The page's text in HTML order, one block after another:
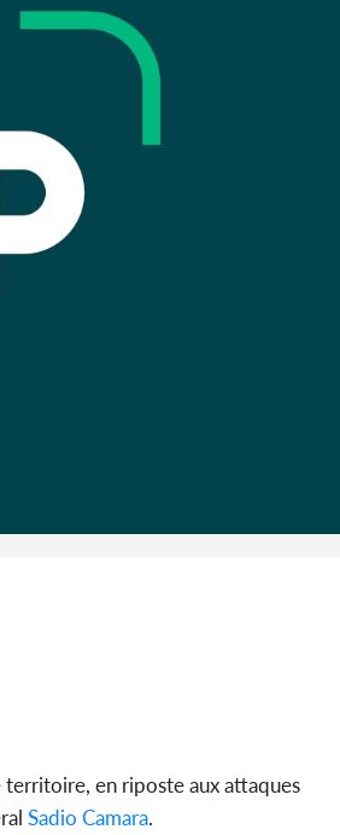
territoire, en riposte aux attaques
Sadio Camara.
Côte d'Ivoire : Man,
personnes périssent